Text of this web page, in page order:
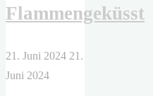
Flammengeküsst
21. Juni 2024 21.
Juni 2024